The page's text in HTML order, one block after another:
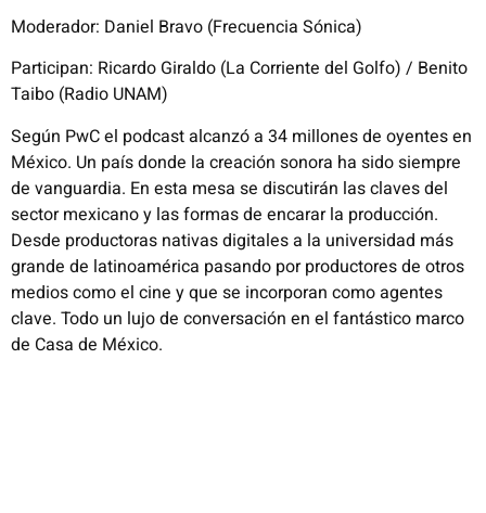
Moderador: Daniel Bravo (Frecuencia Sónica)
Participan: Ricardo Giraldo (La Corriente del Golfo) ​/ Benito
Taibo (Radio UNAM)
Según PwC el podcast alcanzó a 34 millones de oyentes en
México. Un país donde la creación sonora ha sido siempre
de vanguardia. En esta mesa se discutirán las claves del
sector mexicano y las formas de encarar la producción.
Desde productoras nativas digitales a la universidad más
grande de latinoamérica pasando por productores de otros
medios como el cine y que se incorporan como agentes
clave. Todo un lujo de conversación en el fantástico marco
de Casa de México.